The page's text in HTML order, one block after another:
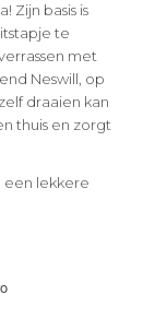
Zijn basis is
te
met
Neswill, op
draaien kan
thuis en zorgt
een lekkere